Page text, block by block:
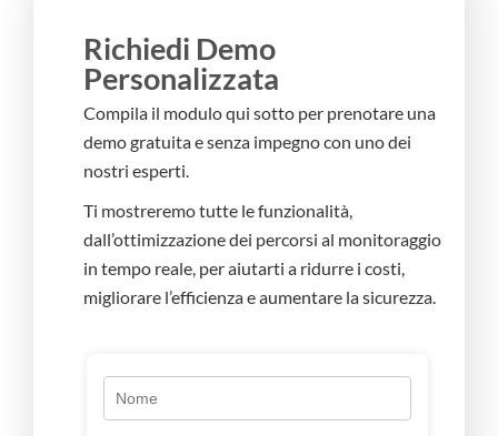
Richiedi Demo
Personalizzata
Compila il modulo qui sotto per prenotare una
demo gratuita e senza impegno con uno dei
nostri esperti.
Ti mostreremo tutte le funzionalità,
dall’ottimizzazione dei percorsi al monitoraggio
in tempo reale, per aiutarti a ridurre i costi,
migliorare l’efficienza e aumentare la sicurezza.